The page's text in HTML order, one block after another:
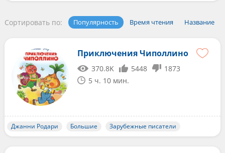
Сортировать по: Популярность Время чтения Название
Приключения Чиполлино
370.8K 5448
1873
5 ч. 10 мин.
Джанни Родари Большие Зарубежные писатели